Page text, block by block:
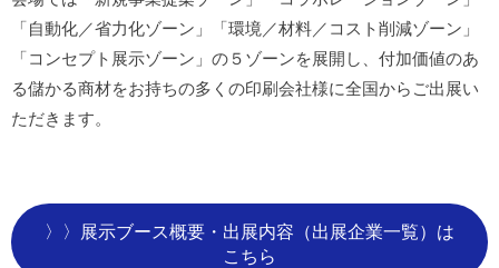
「自動化／省力化ゾーン」「環境／材料／コスト削減ゾーン」
「コンセプト展示ゾーン」の５ゾーンを展開し、付加価値のあ
る儲かる商材をお持ちの多くの印刷会社様に全国からご出展い
ただきます。
〉〉展示ブース概要・出展内容（出展企業一覧）は
こちら